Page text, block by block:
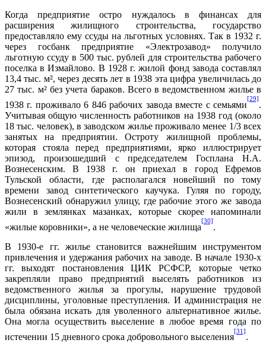
Когда предприятие остро нуждалось в финансах для
расширения жилищного строительства, государство
предоставляло ему ссуды на льготных условиях. Так в 1932 г.
через госбанк предприятие «Электрозавод» получило
льготную ссуду в 500 тыс. рублей для строительства рабочего
поселка в Измайлово. В 1928 г. жилой фонд завода составлял
13,4 тыс. м², через десять лет в 1938 эта цифра увеличилась до
27 тыс. м² без учета бараков. Всего в ведомственном жилье в
1938 г. проживало 6 846 рабочих завода вместе с семьями
[29]
.
Учитывая общую численность работников на 1938 год (около
18 тыс. человек), в заводском жилье проживало менее 1/3 всех
занятых на предприятии. Остроту жилищной проблемы,
которая стояла перед предприятиями, ярко иллюстрирует
эпизод, произошедший с председателем Госплана Н.А.
Вознесенским. В 1938 г. он приехал в город Ефремов
Тульской области, где располагался новейший по тому
времени завод синтетического каучука. Гуляя по городу,
Вознесенский обнаружил улицу, где рабочие этого же завода
жили в землянках мазанках, которые скорее напоминали
«жилые коровники», а не человеческие жилища
[30]
.
В 1930-е гг. жилье становится важнейшим инструментом
привлечения и удержания рабочих на заводе. В начале 1930-х
гг. выходят постановления ЦИК РСФСР, которые четко
закрепляли право предприятий выселять работников из
ведомственного жилья за прогулы, нарушение трудовой
дисциплины, уголовные преступления. И администрация не
была обязана искать для уволенного альтернативное жилье.
Она могла осуществить выселение в любое время года по
истечении 15 дневного срока добровольного выселения
[31]
.